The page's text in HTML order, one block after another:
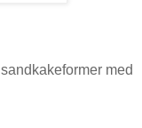
med